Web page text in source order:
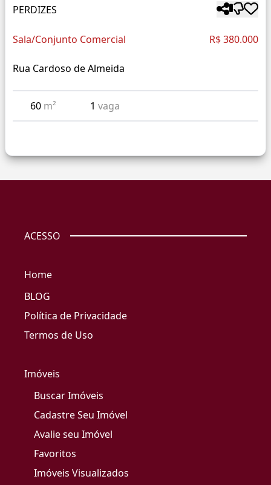
PERDIZES
Sala/Conjunto Comercial R$ 380.000
Rua Cardoso de Almeida
60 m² 1 vaga
ACESSO
Home
BLOG
Política de Privacidade
Termos de Uso
Imóveis
Buscar Imóveis
Cadastre Seu Imóvel
Avalie seu Imóvel
Favoritos
Imóveis Visualizados